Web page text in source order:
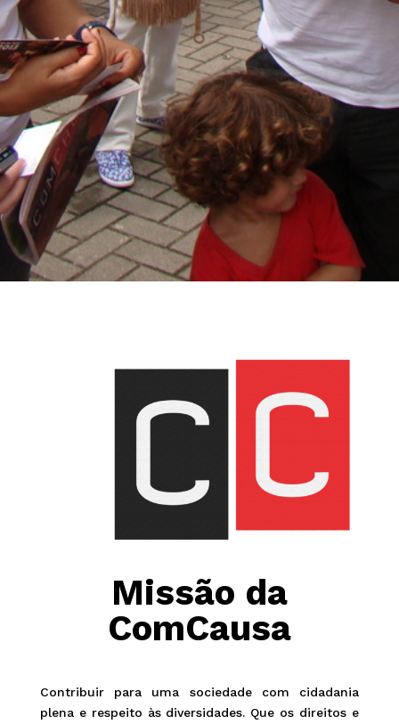
Missão da
ComCausa
Contribuir para uma sociedade com cidadania
plena e respeito às diversidades. Que os direitos e